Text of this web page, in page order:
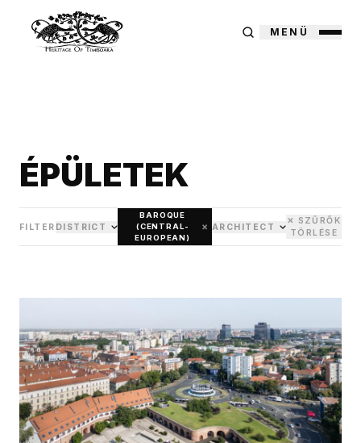
MENÜ
ÉPÜLETEK
FILTER DISTRICT
BAROQUE
(CENTRAL-
EUROPEAN)
× ARCHITECT
✕ SZŰRŐK
TÖRLÉSE